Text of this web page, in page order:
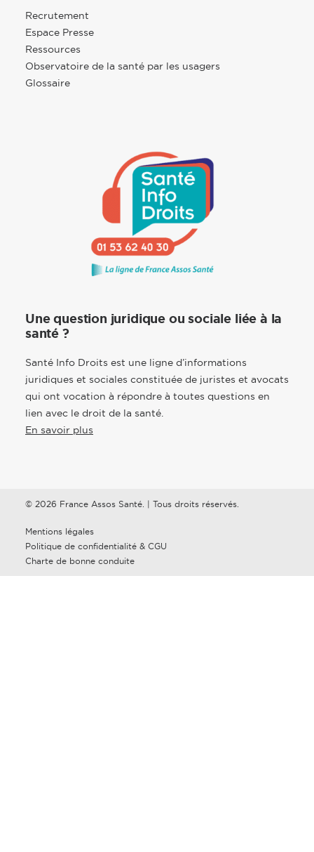
Recrutement
Espace Presse
Ressources
Observatoire de la santé par les usagers
Glossaire
Une question juridique ou sociale liée à la
santé ?
Santé Info Droits est une ligne d’informations
juridiques et sociales constituée de juristes et avocats
qui ont vocation à répondre à toutes questions en
lien avec le droit de la santé.
En savoir plus
© 2026 France Assos Santé. | Tous droits réservés.
Mentions légales
Politique de confidentialité & CGU
Charte de bonne conduite